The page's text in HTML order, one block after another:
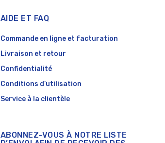
AIDE ET FAQ
Commande en ligne et facturation
Livraison et retour
Confidentialité
Conditions d’utilisation
Service à la clientèle
ABONNEZ-VOUS À NOTRE LISTE